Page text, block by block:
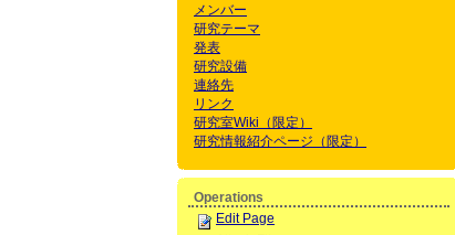
メンバー
研究テーマ
発表
研究設備
連絡先
リンク
研究室Wiki（限定）
研究情報紹介ページ（限定）
Operations
Edit Page